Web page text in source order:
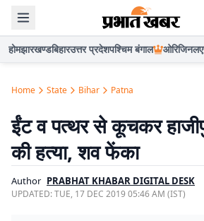
होमझारखण्डबिहारउत्तर प्रदेशपश्चिम बंगाल ओरिजिनल
Home State Bihar Patna
ईंट व पत्थर से कूचकर
की हत्या, शव फेंका
Author PRABHAT KHABAR DIGITAL DESK
UPDATED:TUE, 17 DEC 2019 05:46 AM (IST)